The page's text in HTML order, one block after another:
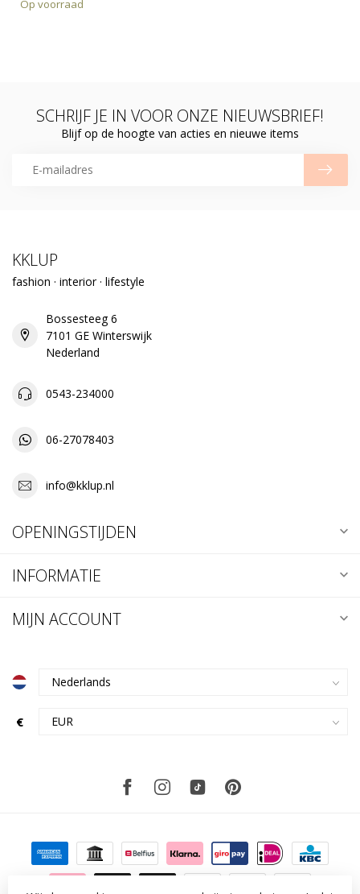
Op voorraad
SCHRIJF JE IN VOOR ONZE NIEUWSBRIEF!
Blijf op de hoogte van acties en nieuwe items
KKLUP
fashion · interior · lifestyle
Bossesteeg 6
7101 GE Winterswijk
Nederland
0543-234000
06-27078403
info@kklup.nl
OPENINGSTIJDEN
INFORMATIE
MIJN ACCOUNT
€